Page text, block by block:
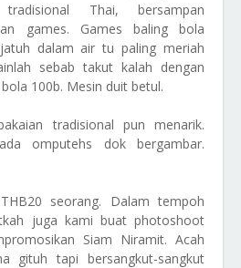
Thai, bersampan
games. Games baling bola
dalam air tu paling meriah
sebab takut kalah dengan
100b. Mesin duit betul.
tradisional pun menarik.
omputehs dok bergambar.
seorang. Dalam tempoh
juga kami buat photoshoot
Siam Niramit. Acah
gituh tapi bersangkut-sangkut